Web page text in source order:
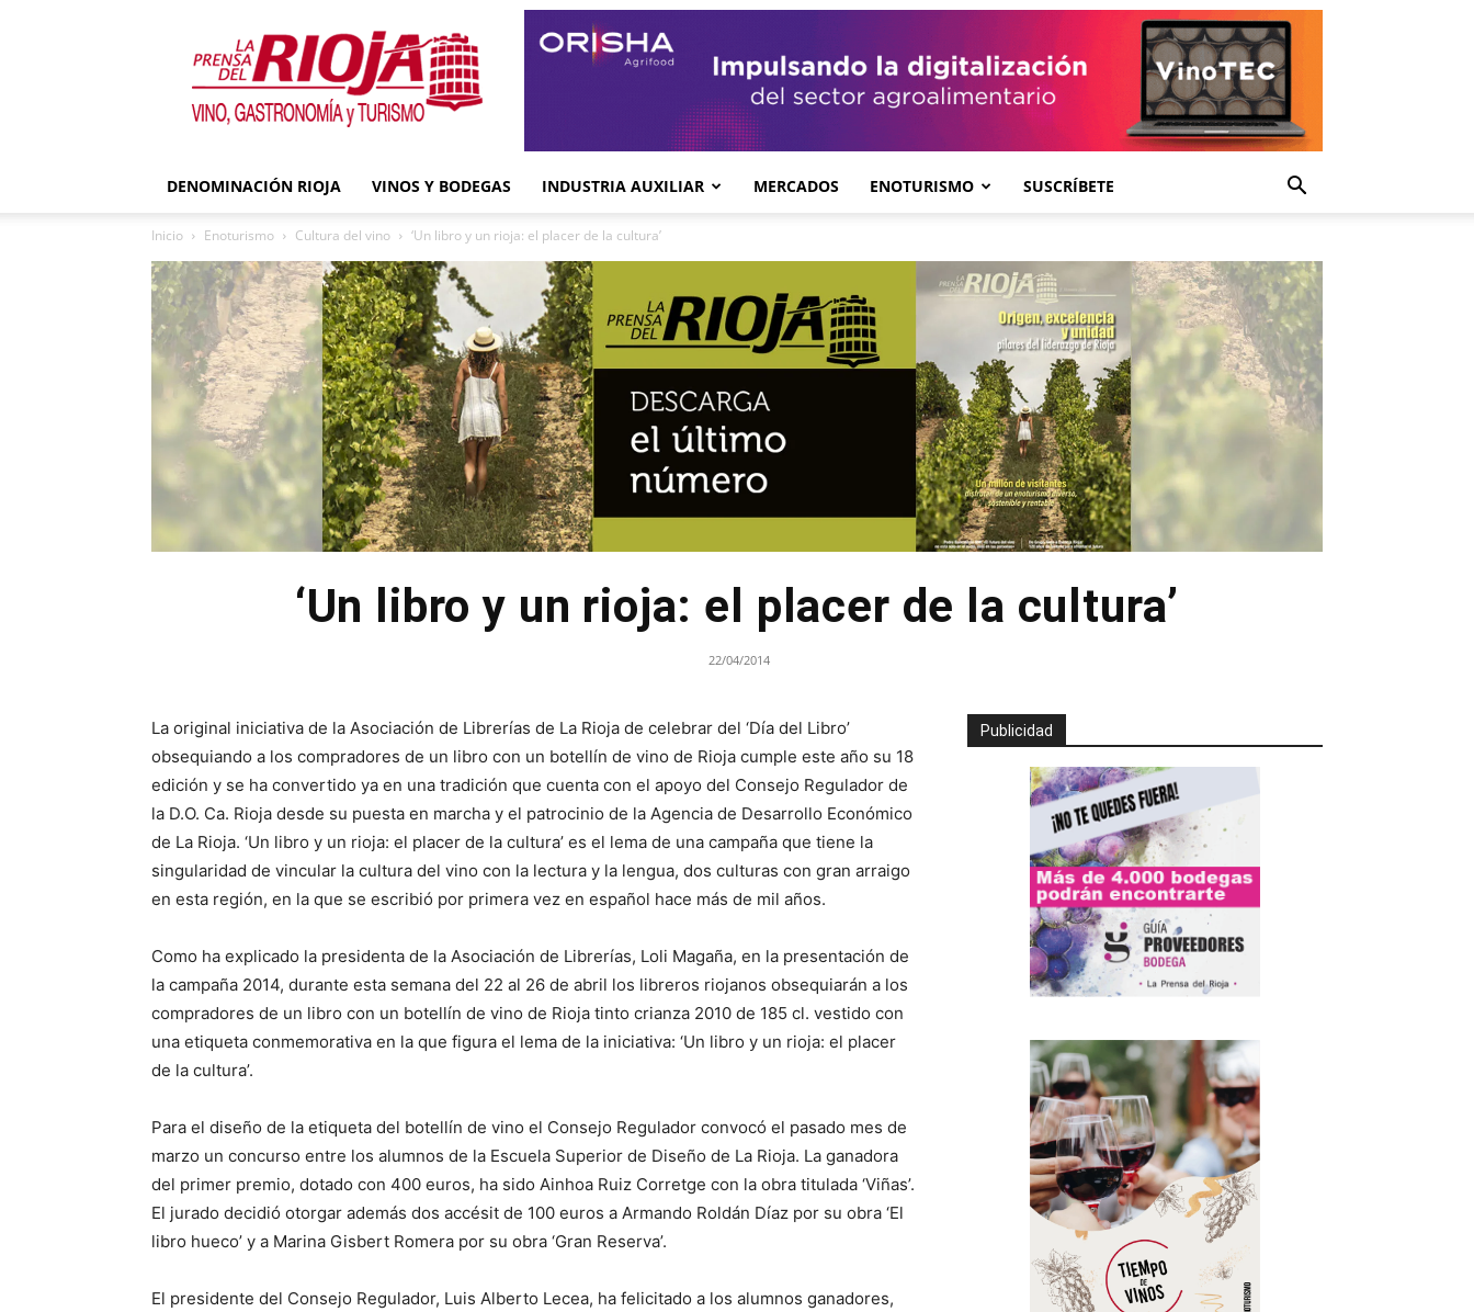
La
Prensa
del
Rioja
DENOMINACIÓN RIOJA VINOS Y BODEGAS INDUSTRIA AUXILIAR MERCADOS ENOTURISMO SUSCRÍBETE
Inicio Enoturismo Cultura del vino ‘Un libro y un rioja: el placer de la cultura’
‘Un libro y un rioja: el placer de la cultura’
22/04/2014
La original iniciativa de la Asociación de Librerías de La Rioja de celebrar del ‘Día del Libro’
obsequiando a los compradores de un libro con un botellín de vino de Rioja cumple este año su 18
edición y se ha convertido ya en una tradición que cuenta con el apoyo del Consejo Regulador de
la D.O. Ca. Rioja desde su puesta en marcha y el patrocinio de la Agencia de Desarrollo Económico
de La Rioja. ‘Un libro y un rioja: el placer de la cultura’ es el lema de una campaña que tiene la
singularidad de vincular la cultura del vino con la lectura y la lengua, dos culturas con gran arraigo
en esta región, en la que se escribió por primera vez en español hace más de mil años.
Como ha explicado la presidenta de la Asociación de Librerías, Loli Magaña, en la presentación de
la campaña 2014, durante esta semana del 22 al 26 de abril los libreros riojanos obsequiarán a los
compradores de un libro con un botellín de vino de Rioja tinto crianza 2010 de 185 cl. vestido con
una etiqueta conmemorativa en la que figura el lema de la iniciativa: ‘Un libro y un rioja: el placer
de la cultura’.
Para el diseño de la etiqueta del botellín de vino el Consejo Regulador convocó el pasado mes de
marzo un concurso entre los alumnos de la Escuela Superior de Diseño de La Rioja. La ganadora
del primer premio, dotado con 400 euros, ha sido Ainhoa Ruiz Corretge con la obra titulada ‘Viñas’.
El jurado decidió otorgar además dos accésit de 100 euros a Armando Roldán Díaz por su obra ‘El
libro hueco’ y a Marina Gisbert Romera por su obra ‘Gran Reserva’.
El presidente del Consejo Regulador, Luis Alberto Lecea, ha felicitado a los alumnos ganadores,
Publicidad